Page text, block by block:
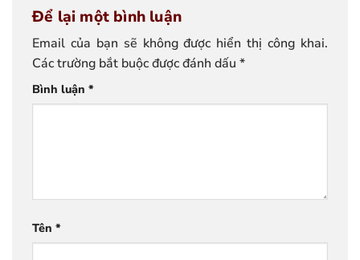
Để lại một bình luận
Email của bạn sẽ không được hiển thị công khai.
Các trường bắt buộc được đánh dấu *
Bình luận *
Tên *